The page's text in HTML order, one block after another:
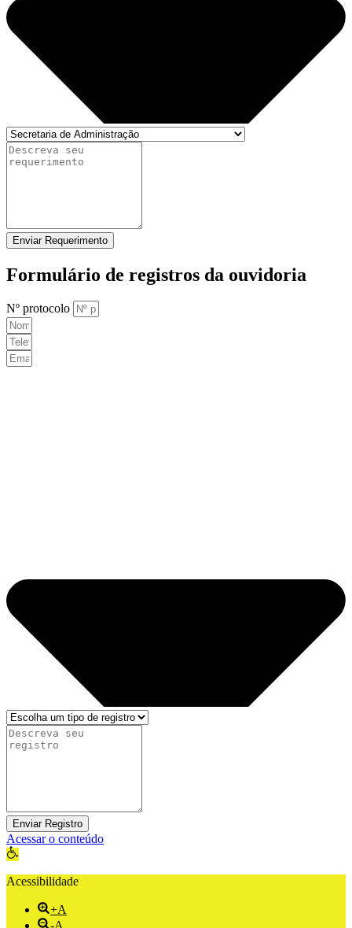
Enviar Requerimento
Formulário de registros da ouvidoria
Nº protocolo
Enviar Registro
Acessar o conteúdo
Abrir a barra de ferramentas
Acessibilidade
+A